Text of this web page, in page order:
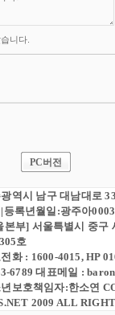
PC버전
역시 남구 대남대로
등록년월일:광주아
본부] 서울특별시 중구
호
화 : 1600-4015, HP
6789 대표메일 :
보호책임자:한소연
2009 ALL